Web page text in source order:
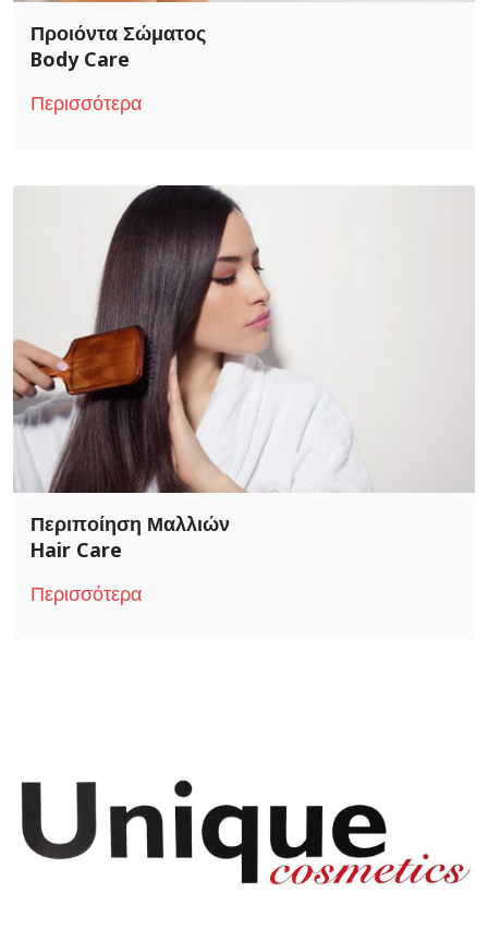
Προιόντα Σώματος
Body Care
Περισσότερα
Περιποίηση Μαλλιών
Hair Care
Περισσότερα